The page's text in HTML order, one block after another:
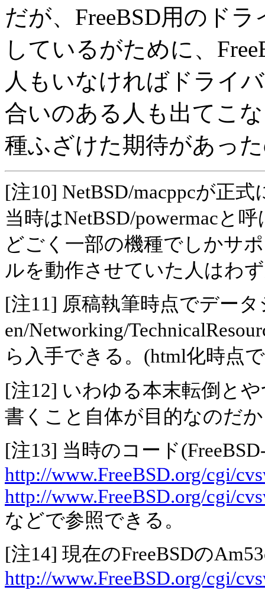
だが、FreeBSD用のド
しているがために、
人もいなければドライ
合いのある人も出てこ
種ふざけた期待があっ
[注10] NetBSD/macppcが正
当時はNetBSD/powermacと
どごく一部の機種でしかサ
ルを動作させていた人はわ
[注11] 原稿執筆時点でデータ
en/Networking/
ら入手できる。(html化時点
[注12] いわゆる本末転倒と
書くこと自体が目的なのだ
[注13] 当時のコード
http://www.FreeBSD.org/cgi/
http://www.FreeBSD.org/cgi/
などで参照できる。
[注14] 現在のFreeBSDの
http://www.FreeBSD.org/cgi/